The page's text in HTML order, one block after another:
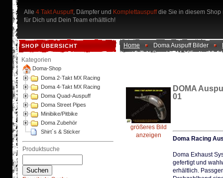
Alle 4 Takt Auspuff, Dämpfer und Komplettauspuffdie Sie in diesem Shop
für Dich und Dein Team erhältlich!
SHOP ÜBERSICHT
Kategorien
Doma-Shop
Doma 2-Takt MX Racing
Doma 4-Takt MX Racing
Doma Quad-Auspuff
Doma Street Pipes
Minibike/Pitbike
Doma Zubehör
Shirt´s & Sticker
Produktsuche
Home Doma Auspuff Bilder
Birne 2-Takt Suzuki RM 125 ccm 98-01
größeres Bild
anzeigen
DOMA
01
Doma Racing
Doma Exhaust
gefertigt und
erhältlich.